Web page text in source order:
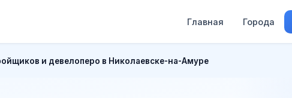
Главная Города
и девелоперо в Николаевске-на-Амуре